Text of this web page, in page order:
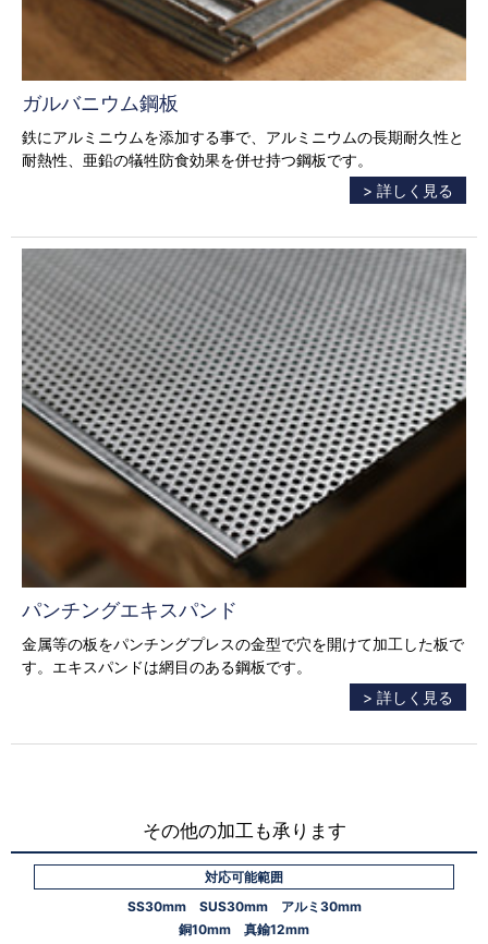
ガルバニウム鋼板
鉄にアルミニウムを添加する事で、アルミニウムの長期耐久性と
耐熱性、亜鉛の犠牲防食効果を併せ持つ鋼板です。
> 詳しく見る
パンチングエキスパンド
金属等の板をパンチングプレスの金型で穴を開けて加工した板で
す。エキスパンドは網目のある鋼板です。
> 詳しく見る
その他の加工も承ります
対応可能範囲
SS30mm SUS30mm アルミ30mm
銅10mm 真鍮12mm